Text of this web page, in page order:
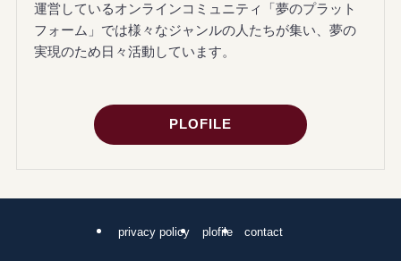
運営しているオンラインコミュニティ「夢のプラット
フォーム」では様々なジャンルの人たちが集い、夢の
実現のため日々活動しています。
PLOFILE
privacy policy plofile contact